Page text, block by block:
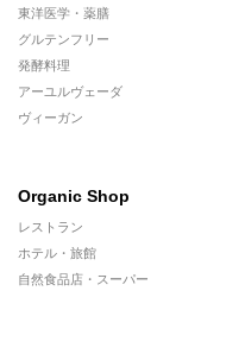
東洋医学・薬膳
グルテンフリー
発酵料理
アーユルヴェーダ
ヴィーガン
Organic Shop
レストラン
ホテル・旅館
自然食品店・スーパー